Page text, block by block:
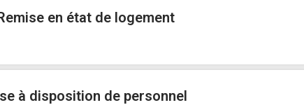
en état de logement
à disposition de personnel